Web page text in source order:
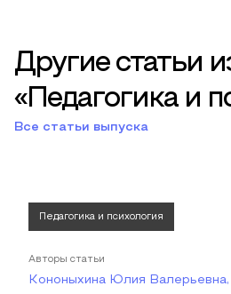
Другие статьи
«Педагогика и
Все статьи выпуска
Педагогика и психология
Авторы статьи
Кононыхина Юлия